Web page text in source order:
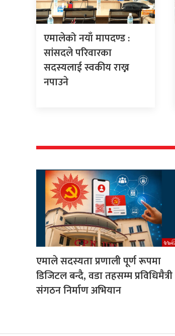
एमालेको नयाँ मापदण्ड :
सांसदले परिवारका
सदस्यलाई स्वकीय राख्न
नपाउने
एमाले सदस्यता प्रणाली पूर्ण रूपमा
डिजिटल बन्दै, वडा तहसम्म प्रविधिमैत्री
संगठन निर्माण अभियान